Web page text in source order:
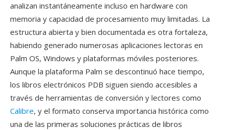
analizan instantáneamente incluso en hardware con
memoria y capacidad de procesamiento muy limitadas. La
estructura abierta y bien documentada es otra fortaleza,
habiendo generado numerosas aplicaciones lectoras en
Palm OS, Windows y plataformas móviles posteriores.
Aunque la plataforma Palm se descontinuó hace tiempo,
los libros electrónicos PDB siguen siendo accesibles a
través de herramientas de conversión y lectores como
Calibre, y el formato conserva importancia histórica como
una de las primeras soluciones prácticas de libros